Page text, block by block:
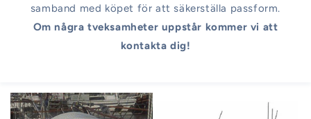
samband med köpet för att säkerställa passform.
Om några tveksamheter uppstår kommer vi att
kontakta dig!